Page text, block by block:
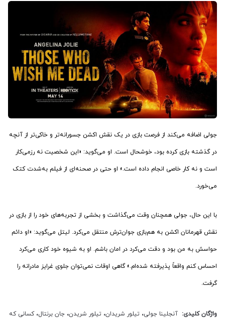
جولی اضافه می‌کند از فرصت بازی در یک نقش اکشن جسورانه‌تر و خاکی‌تر از آنچه
در گذشته بازی کرده بود، خوشحال است. او می‌گوید: «این شخصیت نه رزمی‌کار
است و نه کار خاصی انجام داده است.» او حتی در صحنه‌ای از فیلم به‌شدت کتک
می‌خورد.
با این حال، جولی همچنان وقت می‌گذاشت و بخشی از تجربه‌های خود را از بازی در
نقش قهرمانان اکشن به هم‌بازی جوان‌ترش منتقل می‌كرد. لیتل می‌گوید: «او دائم
حواسش به من بود و دقت می‌کرد در امان باشم. او به شیوه خود کاری می‌کرد
احساس کنم واقعاً پذیرفته شده‌ام.» گاهی اوقات نمی‌توان جلوی غرایز مادرانه را
گرفت.
واژگان کلیدی: آنجلینا جولی، تیلور شریدان، تیلور شریدن، جان برنتال، کسانی که